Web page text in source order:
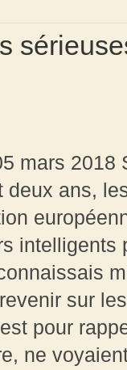
mars 2018
deux ans,
intelligents
sur
pour
ne